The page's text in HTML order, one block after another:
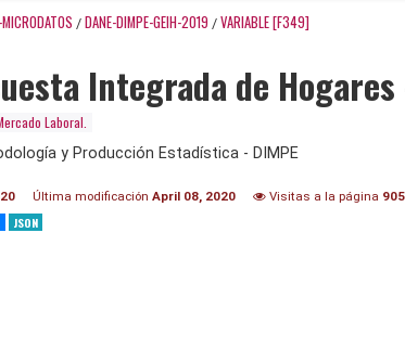
/ DANE-DIMPE-GEIH-2019 / VARIABLE [F349]
Integrada de Hogares
Laboral.
y Producción Estadística - DIMPE
Última modificación April 08, 2020 Visitas a la página
JSON